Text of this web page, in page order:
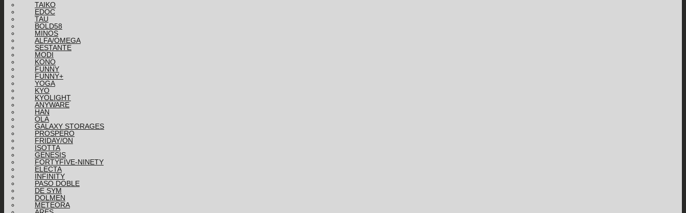
TAIKO
EDOC
TAU
BOLD58
MINOS
ALFA/OMEGA
SESTANTE
MODI
KONO
FUNNY
FUNNY+
YOGA
KYO
KYOLIGHT
ANYWARE
HAN
OLA
GALAXY STORAGES
PROSPERO
FRIDAY/ON
ISOTTA
GENESIS
FORTYFIVE-NINETY
ELECTA
INFINITY
PASO DOBLE
DE SYM
DOLMEN
METEORA